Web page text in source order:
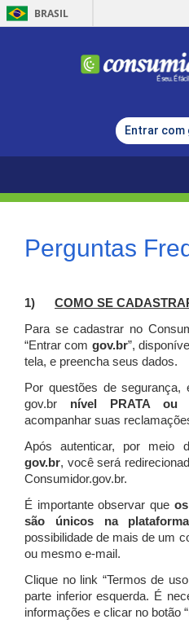
BRASIL
Entrar com
Perguntas
1) COMO SE
Para se cadastrar no
“Entrar com gov.br”,
tela, e preencha seus dados.
Por questões de
gov.br nível PRATA ou
acompanhar suas
Após autenticar, por meio
gov.br, você será
Consumidor.gov.br.
É importante observar que
são únicos na plataforma
possibilidade de mais de um
ou mesmo e-mail.
Clique no link “Termos de
parte inferior esquerda. É
informações e clicar no botão